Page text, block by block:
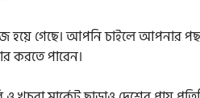
গেছে। আপনি চাইলে আপনার
করতে পারেন।